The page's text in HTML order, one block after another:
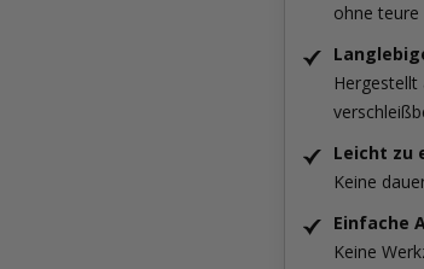
ohne teure
Leicht zu
Keine
Einfache
Keine